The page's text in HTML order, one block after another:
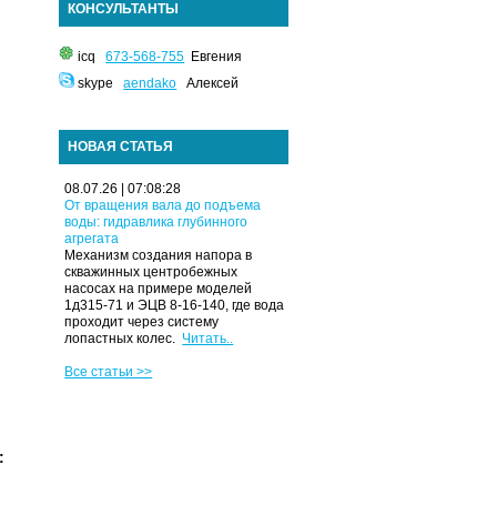
КОНСУЛЬТАНТЫ
icq673-568-755 Евгения
skypeaendako Алексей
НОВАЯ СТАТЬЯ
08.07.26 | 07:08:28
От вращения вала до подъема
воды: гидравлика глубинного
агрегата
Механизм создания напора в
скважинных центробежных
насосах на примере моделей
1д315-71 и ЭЦВ 8-16-140, где вода
проходит через систему
лопастных колес. Читать..
Все статьи >>